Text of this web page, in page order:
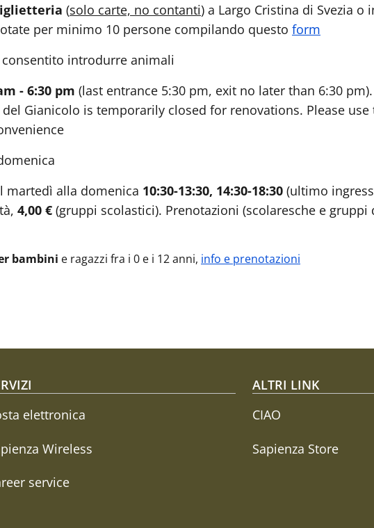
(solo carte, no contanti) a Largo Cristina di Svezia o
per minimo 10 persone compilando questo form
introdurre animali
- 6:30 pm (last entrance 5:30 pm, exit no later than 6:30 pm).
Gianicolo is temporarily closed for renovations. Please
martedì alla domenica 10:30-13:30, 14:30-18:30 (ultimo
4,00 € (gruppi scolastici). Prenotazioni (scolaresche e gruppi
bambini e ragazzi fra i 0 e i 12 anni, info e prenotazioni
elettronica
Wireless
service
ALTRI LINK
CIAO
Sapienza Store